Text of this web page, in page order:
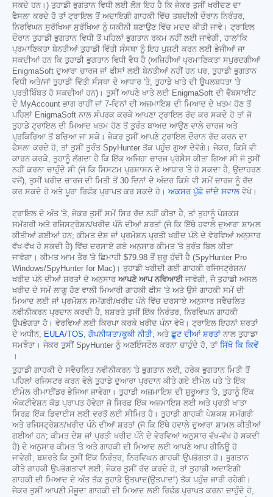
ਸਕਦੇ ਹਨ।) ਤੁਹਾਡੀ ਭੁਗਤਾਨ ਵਿਧੀ ਲਈ ਲੋੜ ਇਹ ਹੈ ਕਿ ਜੇਕਰ ਤੁਸੀਂ ਖਰੀਦਣ ਦਾ
ਫੈਸਲਾ ਕਰਦੇ ਹੋ ਤਾਂ ਟ੍ਰਾਇਲ ਤੋਂ ਅਦਾਇਗੀ ਗਾਹਕੀ ਵਿੱਚ ਤਬਦੀਲੀ ਦੌਰਾਨ ਨਿਰੰਤਰ,
ਨਿਰਵਿਘਨ ਸੁਰੱਖਿਆ ਸੁਰੱਖਿਆ ਨੂੰ ਯਕੀਨੀ ਬਣਾਉਣ ਵਿੱਚ ਮਦਦ ਕੀਤੀ ਜਾਵੇ। ਟ੍ਰਾਇਲ
ਦੌਰਾਨ ਤੁਹਾਡੀ ਭੁਗਤਾਨ ਵਿਧੀ ਤੋਂ ਪਹਿਲਾਂ ਭੁਗਤਾਨ ਰਕਮ ਨਹੀਂ ਲਈ ਜਾਵੇਗੀ, ਹਾਲਾਂਕਿ
ਪ੍ਰਮਾਣਿਕਤਾ ਬੇਨਤੀਆਂ ਤੁਹਾਡੀ ਵਿੱਤੀ ਸੰਸਥਾ ਨੂੰ ਇਹ ਪੁਸ਼ਟੀ ਕਰਨ ਲਈ ਭੇਜੀਆਂ ਜਾ
ਸਕਦੀਆਂ ਹਨ ਕਿ ਤੁਹਾਡੀ ਭੁਗਤਾਨ ਵਿਧੀ ਵੈਧ ਹੈ (ਅਜਿਹੀਆਂ ਪ੍ਰਮਾਣਿਕਤਾ ਸਪੁਰਦਗੀਆਂ
EnigmaSoft ਦੁਆਰਾ ਚਾਰਜ ਜਾਂ ਫੀਸਾਂ ਲਈ ਬੇਨਤੀਆਂ ਨਹੀਂ ਹਨ ਪਰ, ਤੁਹਾਡੀ ਭੁਗਤਾਨ
ਵਿਧੀ ਅਤੇ/ਜਾਂ ਤੁਹਾਡੀ ਵਿੱਤੀ ਸੰਸਥਾ ਦੇ ਆਧਾਰ 'ਤੇ, ਤੁਹਾਡੇ ਖਾਤੇ ਦੀ ਉਪਲਬਧਤਾ 'ਤੇ
ਪ੍ਰਤੀਬਿੰਬਤ ਹੋ ਸਕਦੀਆਂ ਹਨ)। ਤੁਸੀਂ ਆਪਣੇ ਖਾਤੇ ਲਈ EnigmaSoft ਦੀ ਵੈੱਬਸਾਈਟ
ਦੇ MyAccount ਭਾਗ ਰਾਹੀਂ ਜਾਂ 7-ਦਿਨਾਂ ਦੀ ਅਜ਼ਮਾਇਸ਼ ਦੀ ਮਿਆਦ ਦੇ ਖਤਮ ਹੋਣ ਤੋਂ
ਪਹਿਲਾਂ EnigmaSoft ਨਾਲ ਸੰਪਰਕ ਕਰਕੇ ਆਪਣਾ ਟ੍ਰਾਇਲ ਰੱਦ ਕਰ ਸਕਦੇ ਹੋ ਤਾਂ ਜੋ
ਤੁਹਾਡੇ ਟ੍ਰਾਇਲ ਦੀ ਮਿਆਦ ਖਤਮ ਹੋਣ ਤੋਂ ਤੁਰੰਤ ਬਾਅਦ ਆਉਣ ਵਾਲੇ ਚਾਰਜ ਅਤੇ
ਪ੍ਰਕਿਰਿਆ ਤੋਂ ਬਚਿਆ ਜਾ ਸਕੇ। ਜੇਕਰ ਤੁਸੀਂ ਆਪਣੇ ਟ੍ਰਾਇਲ ਦੌਰਾਨ ਰੱਦ ਕਰਨ ਦਾ
ਫੈਸਲਾ ਕਰਦੇ ਹੋ, ਤਾਂ ਤੁਸੀਂ ਤੁਰੰਤ SpyHunter ਤੱਕ ਪਹੁੰਚ ਗੁਆ ਦੇਵੋਗੇ। ਜੇਕਰ, ਕਿਸੇ ਵੀ
ਕਾਰਨ ਕਰਕੇ, ਤੁਹਾਨੂੰ ਲੱਗਦਾ ਹੈ ਕਿ ਇੱਕ ਅਜਿਹਾ ਚਾਰਜ ਪ੍ਰੋਸੈਸ ਕੀਤਾ ਗਿਆ ਸੀ ਜੋ ਤੁਸੀਂ
ਨਹੀਂ ਕਰਨਾ ਚਾਹੁੰਦੇ ਸੀ (ਜੋ ਕਿ ਸਿਸਟਮ ਪ੍ਰਸ਼ਾਸਨ ਦੇ ਆਧਾਰ 'ਤੇ ਹੋ ਸਕਦਾ ਹੈ, ਉਦਾਹਰਣ
ਵਜੋਂ), ਤੁਸੀਂ ਖਰੀਦ ਚਾਰਜ ਦੀ ਮਿਤੀ ਤੋਂ 30 ਦਿਨਾਂ ਦੇ ਅੰਦਰ ਕਿਸੇ ਵੀ ਸਮੇਂ ਚਾਰਜ ਨੂੰ ਰੱਦ
ਕਰ ਸਕਦੇ ਹੋ ਅਤੇ ਪੂਰਾ ਰਿਫੰਡ ਪ੍ਰਾਪਤ ਕਰ ਸਕਦੇ ਹੋ। ਅਕਸਰ ਪੁੱਛੇ ਜਾਂਦੇ ਸਵਾਲ ਵੇਖੋ।
ਟ੍ਰਾਇਲ ਦੇ ਅੰਤ 'ਤੇ, ਜੇਕਰ ਤੁਸੀਂ ਸਮੇਂ ਸਿਰ ਰੱਦ ਨਹੀਂ ਕੀਤਾ ਹੈ, ਤਾਂ ਤੁਹਾਨੂੰ ਪੇਸ਼ਕਸ਼
ਸਮੱਗਰੀ ਅਤੇ ਰਜਿਸਟ੍ਰੇਸ਼ਨ/ਖਰੀਦ ਪੰਨੇ ਦੀਆਂ ਸ਼ਰਤਾਂ (ਜੋ ਕਿ ਇੱਥੇ ਹਵਾਲੇ ਦੁਆਰਾ ਸ਼ਾਮਲ
ਕੀਤੀਆਂ ਗਈਆਂ ਹਨ; ਕੀਮਤ ਦੇਸ਼ ਜਾਂ ਪ੍ਰਮੋਸ਼ਨ ਪ੍ਰਤੀ ਖਰੀਦ ਪੰਨੇ ਦੇ ਵੇਰਵਿਆਂ ਅਨੁਸਾਰ
ਵੱਖ-ਵੱਖ ਹੋ ਸਕਦੀ ਹੈ) ਵਿੱਚ ਦਰਸਾਏ ਗਏ ਅਨੁਸਾਰ ਕੀਮਤ 'ਤੇ ਤੁਰੰਤ ਬਿਲ ਕੀਤਾ
ਜਾਵੇਗਾ। ਕੀਮਤ ਆਮ ਤੌਰ 'ਤੇ ਛਿਮਾਹੀ $79.98 ਤੋਂ ਸ਼ੁਰੂ ਹੁੰਦੀ ਹੈ (SpyHunter Pro
Windows/SpyHunter for Mac)। ਤੁਹਾਡੀ ਖਰੀਦੀ ਗਈ ਗਾਹਕੀ ਰਜਿਸਟ੍ਰੇਸ਼ਨ/
ਖਰੀਦ ਪੰਨੇ ਦੀਆਂ ਸ਼ਰਤਾਂ ਦੇ ਅਨੁਸਾਰ ਆਪਣੇ ਆਪ ਨਵਿਆਈਜਾਵੇਗੀ, ਜੋ ਤੁਹਾਡੀ ਅਸਲ
ਖਰੀਦ ਦੇ ਸਮੇਂ ਲਾਗੂ ਹੋਣ ਵਾਲੀ ਮਿਆਰੀ ਗਾਹਕੀ ਫੀਸ 'ਤੇ ਅਤੇ ਉਸੇ ਗਾਹਕੀ ਸਮੇਂ ਦੀ
ਮਿਆਦ ਲਈ ਜਾਂ ਪ੍ਰਮੋਸ਼ਨ ਸਮੱਗਰੀ/ਖਰੀਦ ਪੰਨੇ ਵਿੱਚ ਦਰਸਾਏ ਅਨੁਸਾਰ ਸਵੈਚਲਿਤ
ਨਵੀਨੀਕਰਨ ਪ੍ਰਦਾਨ ਕਰਦੀ ਹੈ, ਬਸ਼ਰਤੇ ਤੁਸੀਂ ਇੱਕ ਨਿਰੰਤਰ, ਨਿਰਵਿਘਨ ਗਾਹਕੀ
ਉਪਭੋਗਤਾ ਹੋ। ਵੇਰਵਿਆਂ ਲਈ ਕਿਰਪਾ ਕਰਕੇ ਖਰੀਦ ਪੰਨਾ ਵੇਖੋ। ਟ੍ਰਾਇਲ ਇਹਨਾਂ ਸ਼ਰਤਾਂ
ਦੇ ਅਧੀਨ, EULA/TOS, ਗੋਪਨੀਯਤਾ/ਕੂਕੀ ਨੀਤੀ, ਅਤੇ ਛੂਟ ਦੀਆਂ ਸ਼ਰਤਾਂ ਨਾਲ ਤੁਹਾਡਾ
ਸਮਝੌਤਾ। ਜੇਕਰ ਤੁਸੀਂ SpyHunter ਨੂੰ ਅਣਇੰਸਟੌਲ ਕਰਨਾ ਚਾਹੁੰਦੇ ਹੋ, ਤਾਂ ਸਿੱਖੋ ਕਿ ਕਿਵੇਂ
।
ਤੁਹਾਡੀ ਗਾਹਕੀ ਦੇ ਸਵੈਚਲਿਤ ਨਵੀਨੀਕਰਨ 'ਤੇ ਭੁਗਤਾਨ ਲਈ, ਹਰੇਕ ਭੁਗਤਾਨ ਮਿਤੀ ਤੋਂ
ਪਹਿਲਾਂ ਰਜਿਸਟਰ ਕਰਨ ਵੇਲੇ ਤੁਹਾਡੇ ਦੁਆਰਾ ਪ੍ਰਦਾਨ ਕੀਤੇ ਗਏ ਈਮੇਲ ਪਤੇ 'ਤੇ ਇੱਕ
ਈਮੇਲ ਰੀਮਾਈਂਡਰ ਭੇਜਿਆ ਜਾਵੇਗਾ। ਤੁਹਾਡੀ ਅਜ਼ਮਾਇਸ਼ ਦੀ ਸ਼ੁਰੂਆਤ 'ਤੇ, ਤੁਹਾਨੂੰ ਇੱਕ
ਐਕਟੀਵੇਸ਼ਨ ਕੋਡ ਪ੍ਰਾਪਤ ਹੋਵੇਗਾ ਜੋ ਸਿਰਫ਼ ਇੱਕ ਅਜ਼ਮਾਇਸ਼ ਲਈ ਅਤੇ ਪ੍ਰਤੀ ਖਾਤਾ
ਸਿਰਫ਼ ਇੱਕ ਡਿਵਾਈਸ ਲਈ ਵਰਤੋਂ ਲਈ ਸੀਮਿਤ ਹੈ। ਤੁਹਾਡੀ ਗਾਹਕੀ ਪੇਸ਼ਕਸ਼ ਸਮੱਗਰੀ
ਅਤੇ ਰਜਿਸਟ੍ਰੇਸ਼ਨ/ਖਰੀਦ ਪੰਨੇ ਦੀਆਂ ਸ਼ਰਤਾਂ (ਜੋ ਕਿ ਇੱਥੇ ਹਵਾਲੇ ਦੁਆਰਾ ਸ਼ਾਮਲ ਕੀਤੀਆਂ
ਗਈਆਂ ਹਨ; ਕੀਮਤ ਦੇਸ਼ ਜਾਂ ਪ੍ਰਤੀ ਖਰੀਦ ਪੰਨੇ ਦੇ ਵੇਰਵਿਆਂ ਅਨੁਸਾਰ ਵੱਖ-ਵੱਖ ਹੋ ਸਕਦੀ
ਹੈ) ਦੇ ਅਨੁਸਾਰ ਕੀਮਤ 'ਤੇ ਅਤੇ ਗਾਹਕੀ ਦੀ ਮਿਆਦ ਲਈ ਆਪਣੇ ਆਪ ਰੀਨਿਊ ਹੋ
ਜਾਵੇਗੀ, ਬਸ਼ਰਤੇ ਕਿ ਤੁਸੀਂ ਇੱਕ ਨਿਰੰਤਰ, ਨਿਰਵਿਘਨ ਗਾਹਕੀ ਉਪਭੋਗਤਾ ਹੋ। ਭੁਗਤਾਨ
ਕੀਤੇ ਗਾਹਕੀ ਉਪਭੋਗਤਾਵਾਂ ਲਈ, ਜੇਕਰ ਤੁਸੀਂ ਰੱਦ ਕਰਦੇ ਹੋ, ਤਾਂ ਤੁਹਾਡੀ ਅਦਾਇਗੀ
ਗਾਹਕੀ ਦੀ ਮਿਆਦ ਦੇ ਅੰਤ ਤੱਕ ਤੁਹਾਡੇ ਉਤਪਾਦ(ਉਤਪਾਦਾਂ) ਤੱਕ ਪਹੁੰਚ ਜਾਰੀ ਰਹੇਗੀ।
ਜੇਕਰ ਤੁਸੀਂ ਆਪਣੀ ਮੌਜੂਦਾ ਗਾਹਕੀ ਦੀ ਮਿਆਦ ਲਈ ਰਿਫੰਡ ਪ੍ਰਾਪਤ ਕਰਨਾ ਚਾਹੁੰਦੇ ਹੋ,